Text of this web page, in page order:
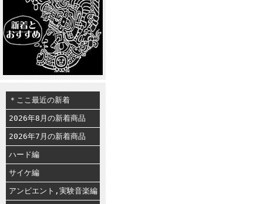
＊ここ最近の新着
2026年8月の新着商品
2026年7月の新着商品
ハード編
サイケ編
アンビエント,実験音楽編